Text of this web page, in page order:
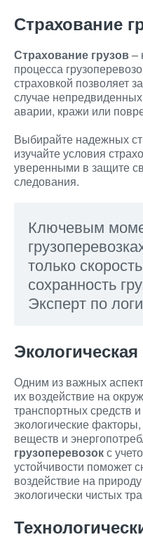
Страхование
Страхование грузов–
процесса
страховкой позволяет
случае непредвиденных
аварии, кражи или
Выбирайте надежных
изучайте условия
уверенными в защите
следования.
Ключевым
только
сохранность
Эксперт по
Одним из важных
их воздействие на
транспортных средств
экологические
веществ и
грузоперевозокс
устойчивости поможет
воздействие на
экологически чистых